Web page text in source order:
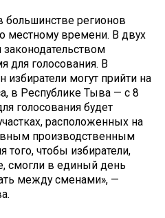
большинстве регионов
местному времени. В двух
для голосования. В
избиратели могут прийти на
в Республике Тыва — с 8
голосования будет
расположенных на
производственным
того, чтобы избиратели,
смогли в единый день
между сменами», —